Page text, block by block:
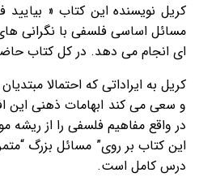
کریل نویسنده این کتاب « بیایید
مسائل اساسی فلسفی با نگرانی های
ای انجام می دهد. در کل کتاب
کریل به ایراداتی که احتمالا
و سعی می کند ابهامات ذهنی این
در واقع مفاهیم فلسفی را از ریشه
این کتاب بر روی” مسائل بزرگ
درس کامل است.